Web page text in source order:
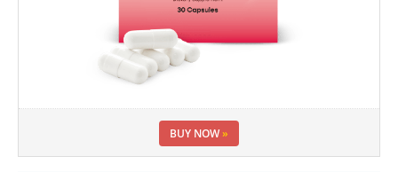
BUY NOW»